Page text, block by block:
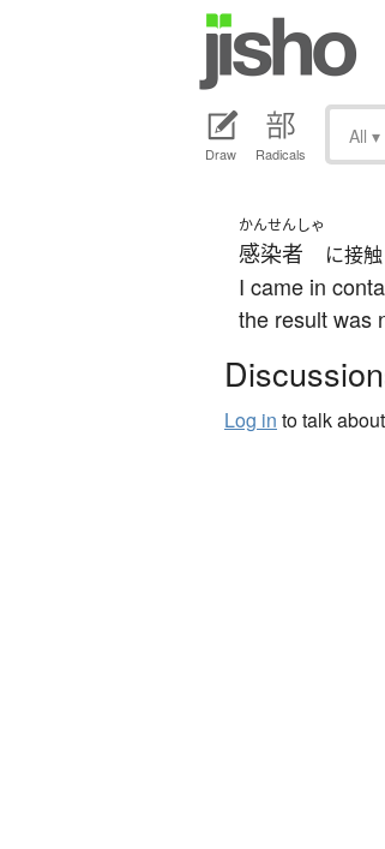
Draw Radicals
All ▾
かんせんしゃ
感染者 に接
I came in
the result was
Log in to talk